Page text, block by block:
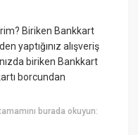
Biriken Bankkart
yaptığınız alışveriş
biriken Bankkart
borcundan
burada okuyun: